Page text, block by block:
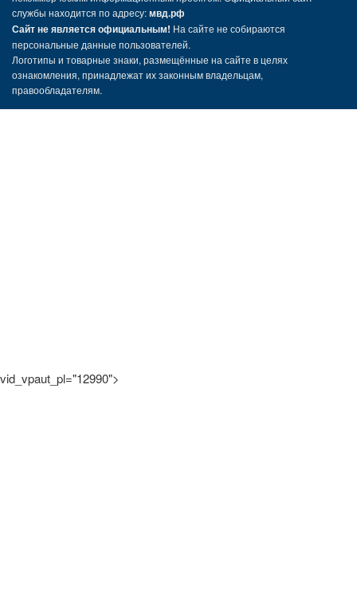
службы находится по адресу:мвд.рф
Сайт не является официальным! На сайте не собираются
персональные данные пользователей.
Логотипы и товарные знаки, размещённые на сайте в целях
ознакомления, принадлежат их законным владельцам,
правообладателям.
vid_vpaut_pl="12990">